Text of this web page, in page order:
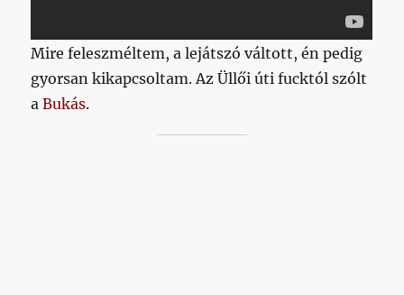
Mire feleszméltem, a lejátszó váltott, én pedig
gyorsan kikapcsoltam. Az Üllői úti fucktól szólt
aBukás.